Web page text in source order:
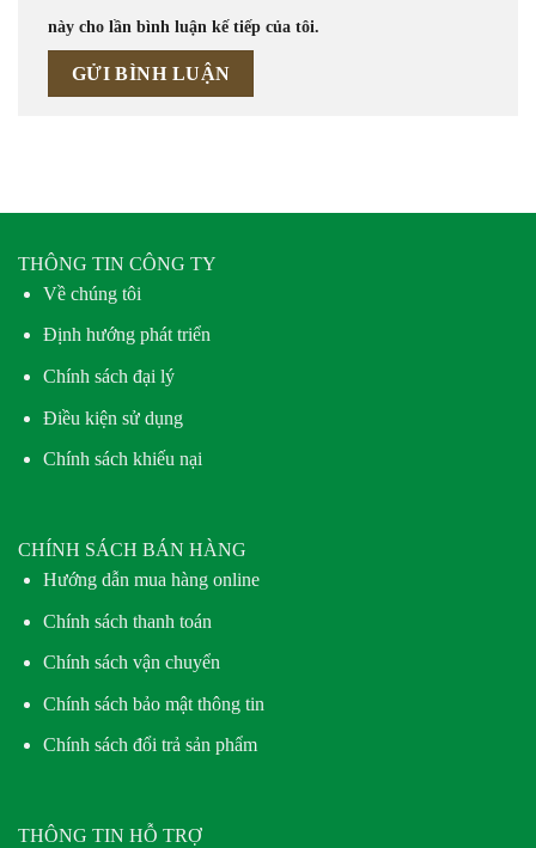
này cho lần bình luận kế tiếp của tôi.
THÔNG TIN CÔNG TY
Về chúng tôi
Định hướng phát triển
Chính sách đại lý
Điều kiện sử dụng
Chính sách khiếu nại
CHÍNH SÁCH BÁN HÀNG
Hướng dẫn mua hàng online
Chính sách thanh toán
Chính sách vận chuyển
Chính sách bảo mật thông tin
Chính sách đổi trả sản phẩm
THÔNG TIN HỖ TRỢ